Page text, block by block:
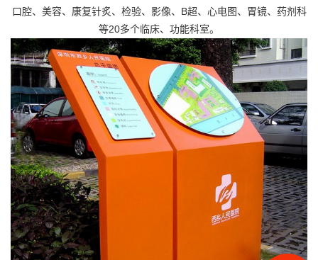
口腔、美容、康复针炙、检验、影像、B超、心电图、胃镜、药剂科
等20多个临床、功能科室。